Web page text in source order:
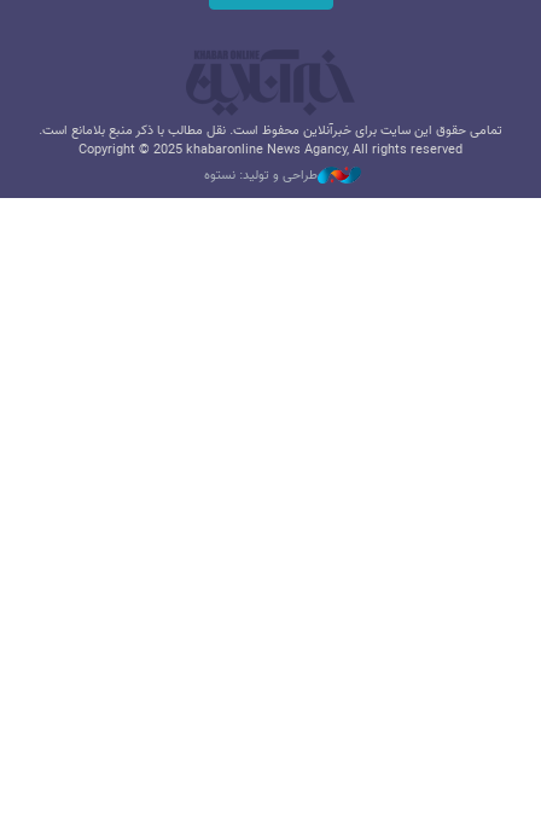
تمامی حقوق این سایت برای خبرآنلاین محفوظ است. نقل مطالب با ذکر منبع بلامانع است.
Copyright © 2025 khabaronline News Agancy, All rights reserved
طراحی و تولید: نستوه